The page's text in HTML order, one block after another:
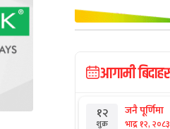
आगामी
१२
शुक्र
जनै पूर्णिमा
भाद्र १२, २०८३